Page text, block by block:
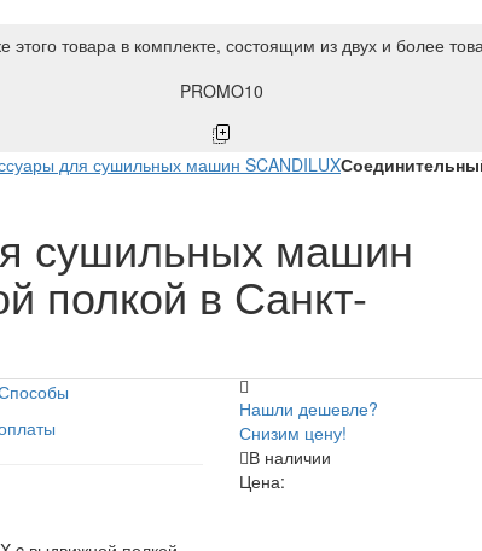
этого товара в комплекте, состоящим из двух и более
PROMO10
для сушильных машин SCANDILUX
сушильных машин
полкой в Санкт-
Нашли дешевле?
Снизим цену!
В наличии
Цена: